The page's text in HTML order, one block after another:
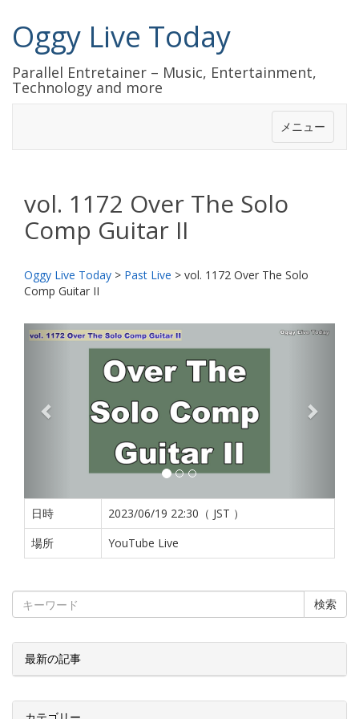
Oggy Live Today
Parallel Entretainer – Music, Entertainment,
Technology and more
メニュー
vol. 1172 Over The Solo
Comp Guitar II
Oggy Live Today > Past Live > vol. 1172 Over The Solo
Comp Guitar II
前
次
日時
2023/06/19 22:30（ JST ）
場所
YouTube Live
検索
最新の記事